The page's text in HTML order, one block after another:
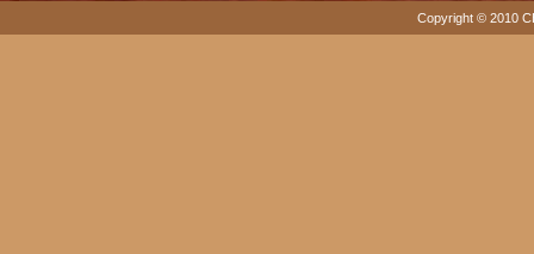
Copyright © 2010